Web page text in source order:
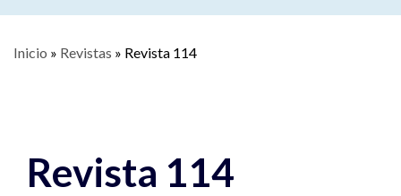
Inicio » Revistas » Revista 114
Revista 114